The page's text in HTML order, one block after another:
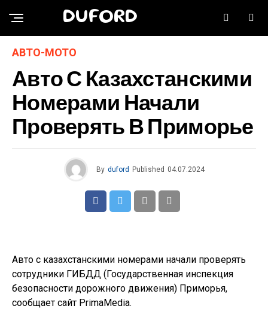
DUFORD
АВТО-МОТО
Авто С Казахстанскими
Номерами Начали
Проверять В Приморье
By duford Published 04.07.2024
Авто с казахстанскими номерами начали проверять
сотрудники ГИБДД (Государственная инспекция
безопасности дорожного движения) Приморья,
сообщает сайт PrimaMedia.